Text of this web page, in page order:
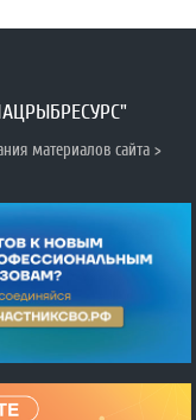
материалов сайта >